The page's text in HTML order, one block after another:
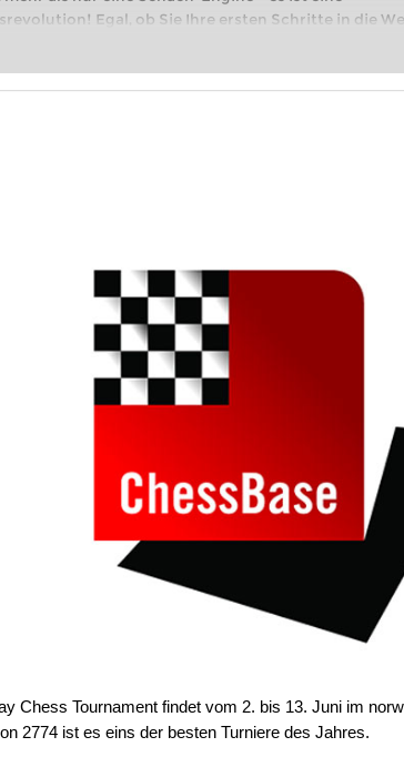
Egal, ob Sie Ihre ersten Schritte in die
machen oder bereits auf Turnierniveau
Chess Tournament findet vom 2. bis 13. Juni im
2774 ist es eins der besten Turniere des Jahres.